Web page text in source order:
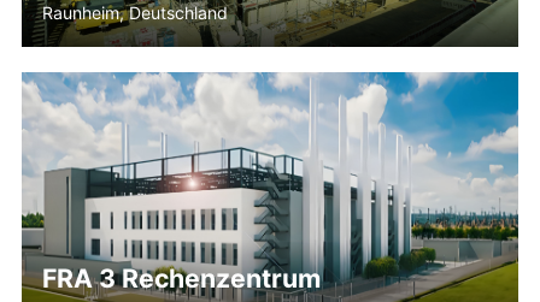
Raunheim, Deutschland
FRA 3 Rechenzentrum